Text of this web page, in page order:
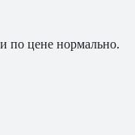
по цене нормально.